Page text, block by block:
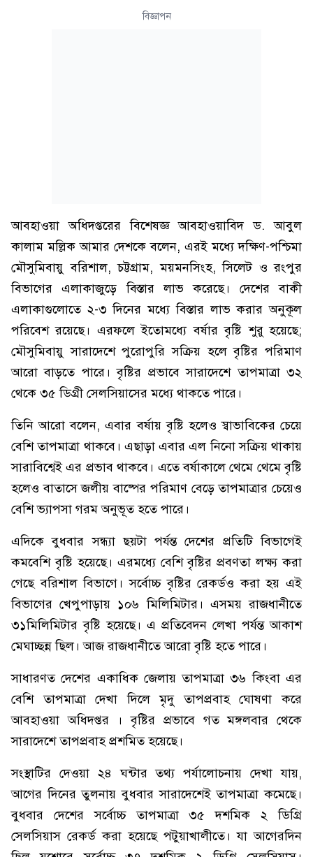
বিজ্ঞাপন
আবহাওয়া অধিদপ্তরের বিশেষজ্ঞ আবহাওয়াবিদ ড. আবুল
কালাম মল্লিক আমার দেশকে বলেন, এরই মধ্যে দক্ষিণ-পশ্চিমা
মৌসুমিবায়ু বরিশাল, চট্টগ্রাম, ময়মনসিংহ, সিলেট ও রংপুর
বিভাগের এলাকাজুড়ে বিস্তার লাভ করেছে। দেশের বাকী
এলাকাগুলোতে ২-৩ দিনের মধ্যে বিস্তার লাভ করার অনুকূল
পরিবেশ রয়েছে। এরফলে ইতোমধ্যে বর্ষার বৃষ্টি শুরু হয়েছে;
মৌসুমিবায়ু সারাদেশে পুরোপুরি সক্রিয় হলে বৃষ্টির পরিমাণ
আরো বাড়তে পারে। বৃষ্টির প্রভাবে সারাদেশে তাপমাত্রা ৩২
থেকে ৩৫ ডিগ্রী সেলসিয়াসের মধ্যে থাকতে পারে।
তিনি আরো বলেন, এবার বর্ষায় বৃষ্টি হলেও স্বাভাবিকের চেয়ে
বেশি তাপমাত্রা থাকবে। এছাড়া এবার এল নিনো সক্রিয় থাকায়
সারাবিশ্বেই এর প্রভাব থাকবে। এতে বর্ষাকালে থেমে থেমে বৃষ্টি
হলেও বাতাসে জলীয় বাষ্পের পরিমাণ বেড়ে তাপমাত্রার চেয়েও
বেশি ভ্যাপসা গরম অনুভূত হতে পারে।
এদিকে বুধবার সন্ধ্যা ছয়টা পর্যন্ত দেশের প্রতিটি বিভাগেই
কমবেশি বৃষ্টি হয়েছে। এরমধ্যে বেশি বৃষ্টির প্রবণতা লক্ষ্য করা
গেছে বরিশাল বিভাগে। সর্বোচ্চ বৃষ্টির রেকর্ডও করা হয় এই
বিভাগের খেপুপাড়ায় ১০৬ মিলিমিটার। এসময় রাজধানীতে
৩১মিলিমিটার বৃষ্টি হয়েছে। এ প্রতিবেদন লেখা পর্যন্ত আকাশ
মেঘাচ্ছন্ন ছিল। আজ রাজধানীতে আরো বৃষ্টি হতে পারে।
সাধারণত দেশের একাধিক জেলায় তাপমাত্রা ৩৬ কিংবা এর
বেশি তাপমাত্রা দেখা দিলে মৃদু তাপপ্রবাহ ঘোষণা করে
আবহাওয়া অধিদপ্তর । বৃষ্টির প্রভাবে গত মঙ্গলবার থেকে
সারাদেশে তাপপ্রবাহ প্রশমিত হয়েছে।
সংস্থাটির দেওয়া ২৪ ঘন্টার তথ্য পর্যালোচনায় দেখা যায়,
আগের দিনের তুলনায় বুধবার সারাদেশেই তাপমাত্রা কমেছে।
বুধবার দেশের সর্বোচ্চ তাপমাত্রা ৩৫ দশমিক ২ ডিগ্রি
সেলসিয়াস রেকর্ড করা হয়েছে পটুয়াখালীতে। যা আগেরদিন